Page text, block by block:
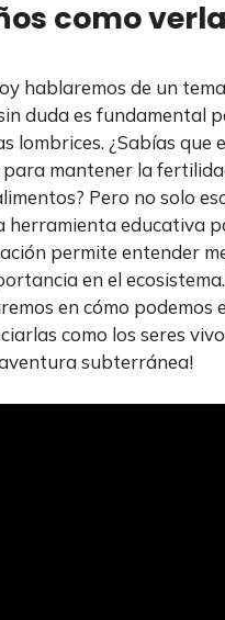
como
hablaremos de un
duda es fundamental
lombrices. ¿Sabías que
para mantener la
Pero no solo
herramienta educativa
permite entender
en el
en cómo podemos
como los seres
subterránea!